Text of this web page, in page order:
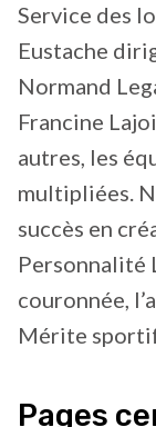
Service des
Eustache
Normand
Francine
autres, les
multipliées.
succès en
Personnalité
couronnée,
Mérite
Pages